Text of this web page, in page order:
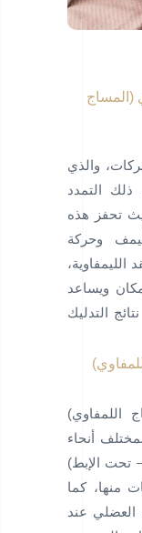
(المساج
والذي
التمدد
تحفز هذه
وحركة
الليمفاوية،
ويساعد
التدليك
اللمفاوي)
أنحاء
تحت الإبط)
منها، كما
عند